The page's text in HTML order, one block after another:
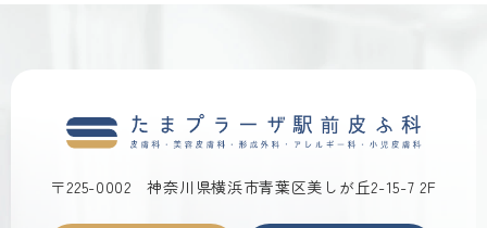
〒225-0002神奈川県横浜市青葉区美しが丘2-15-7 2F